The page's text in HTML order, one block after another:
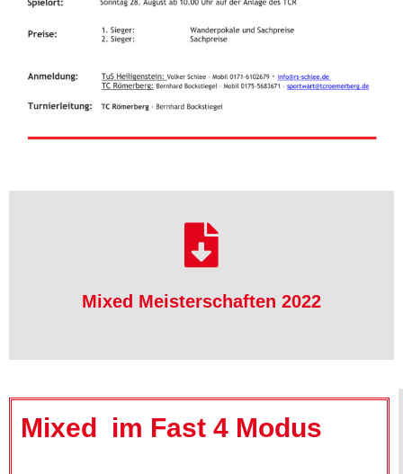
Mixed Meisterschaften 2022
Mixed Meisterschaften 2022
herunterladen
Mixed im Fast 4 Modus